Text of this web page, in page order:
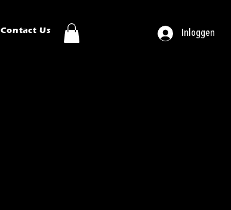
Inloggen
Contact Us